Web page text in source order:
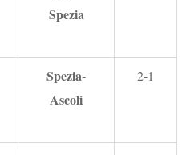
Spezia
Spezia-
Ascoli
2-1